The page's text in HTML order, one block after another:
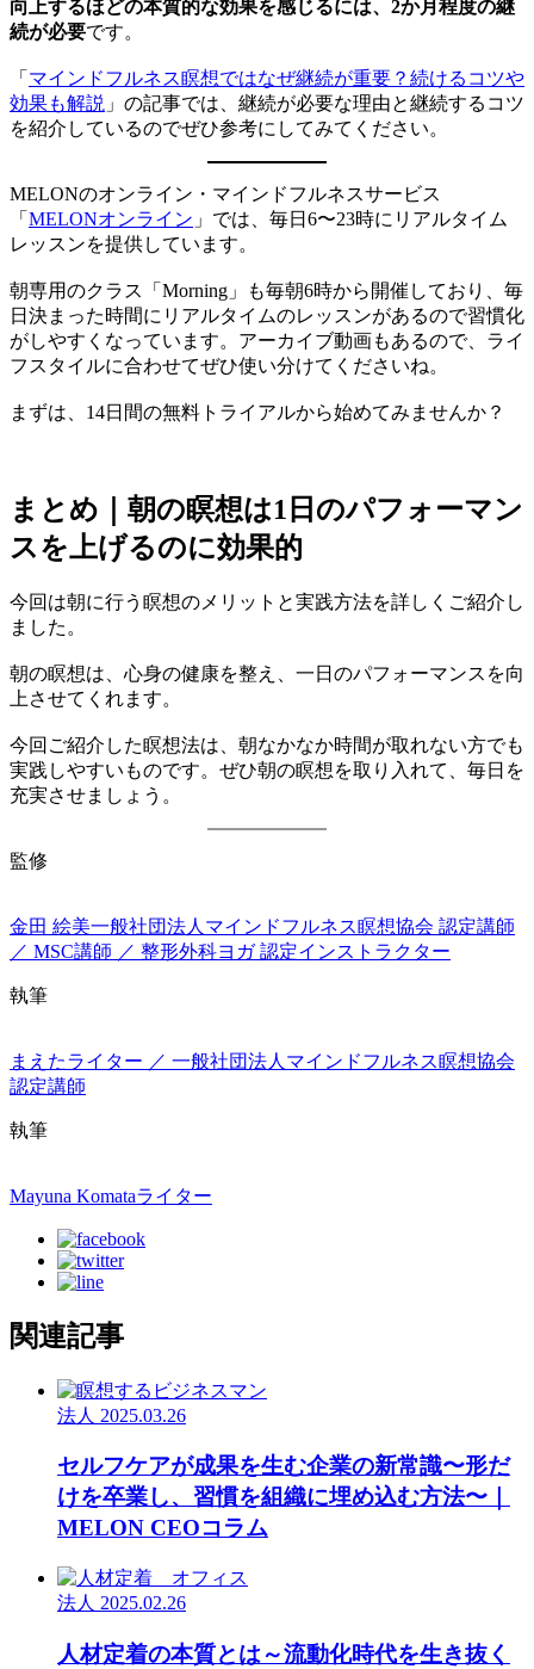
向上するほどの本質的な効果を感じるには、2か月程度の継
続が必要です。
「 マインドフルネス瞑想ではなぜ継続が重要？続けるコツや
効果も解説 」の記事では、継続が必要な理由と継続するコツ
を紹介しているのでぜひ参考にしてみてください。
MELONのオンライン・マインドフルネスサービス
「 MELONオンライン 」では、毎日6〜23時にリアルタイム
レッスンを提供しています。
朝専用のクラス「Morning」も毎朝6時から開催しており、毎
日決まった時間にリアルタイムのレッスンがあるので習慣化
がしやすくなっています。アーカイブ動画もあるので、ライ
フスタイルに合わせてぜひ使い分けてくださいね。
まずは、14日間の無料トライアルから始めてみませんか？
まとめ｜朝の瞑想は1日のパフォーマン
スを上げるのに効果的
今回は朝に行う瞑想のメリットと実践方法を詳しくご紹介し
ました。
朝の瞑想は、心身の健康を整え、一日のパフォーマンスを向
上させてくれます。
今回ご紹介した瞑想法は、朝なかなか時間が取れない方でも
実践しやすいものです。ぜひ朝の瞑想を取り入れて、毎日を
充実させましょう。
監修
金田 絵美一般社団法人マインドフルネス瞑想協会 認定講師
／ MSC講師 ／ 整形外科ヨガ 認定インストラクター
執筆
まえたライター ／ 一般社団法人マインドフルネス瞑想協会
認定講師
執筆
Mayuna Komataライター
関連記事
法人 2025.03.26
セルフケアが成果を生む企業の新常識〜形だ
けを卒業し、習慣を組織に埋め込む方法〜｜
MELON CEOコラム
法人 2025.02.26
人材定着の本質とは～流動化時代を生き抜く